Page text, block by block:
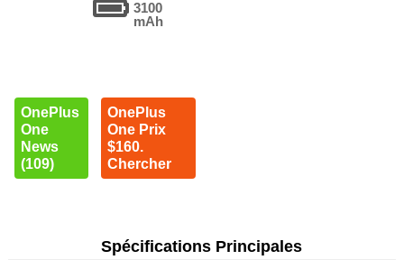
3100
mAh
OnePlus
One
News
(109)
OnePlus
One Prix
$160.
Chercher
Spécifications Principales